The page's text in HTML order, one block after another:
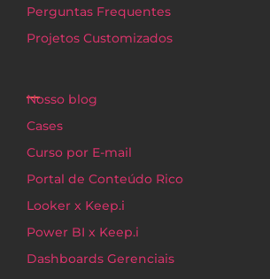
Perguntas Frequentes
Projetos Customizados
Nosso blog
Cases
Curso por E-mail
Portal de Conteúdo Rico
Looker x Keep.i
Power BI x Keep.i
Dashboards Gerenciais